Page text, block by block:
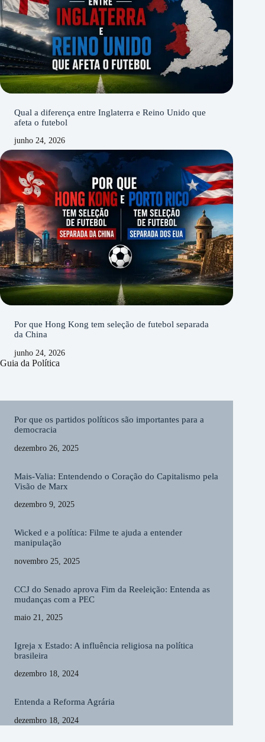
Qual a diferença entre Inglaterra e Reino Unido que
afeta o futebol
junho 24, 2026
Por que Hong Kong tem seleção de futebol separada
da China
junho 24, 2026
Guia da Política
Por que os partidos políticos são importantes para a
democracia
dezembro 26, 2025
Mais-Valia: Entendendo o Coração do Capitalismo pela
Visão de Marx
dezembro 9, 2025
Wicked e a política: Filme te ajuda a entender
manipulação
novembro 25, 2025
CCJ do Senado aprova Fim da Reeleição: Entenda as
mudanças com a PEC
maio 21, 2025
Igreja x Estado: A influência religiosa na política
brasileira
dezembro 18, 2024
Entenda a Reforma Agrária
dezembro 18, 2024